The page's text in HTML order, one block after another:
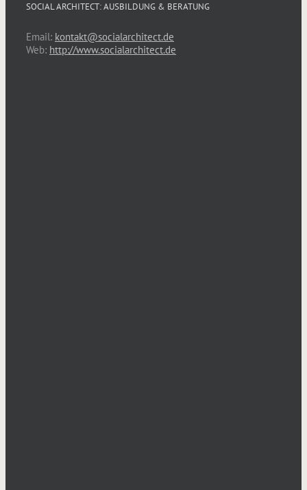
SOCIAL ARCHITECT: AUSBILDUNG & BERATUNG
Email: kontakt@socialarchitect.de
Web: http://www.socialarchitect.de